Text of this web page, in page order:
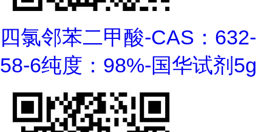
四氯邻苯二甲酸-CAS：632-
58-6纯度：98%-国华试剂5g